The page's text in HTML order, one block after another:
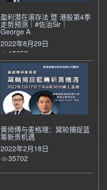
盈利潜在滚存法 暨 港股第4季
走势预测｜#佐治Sir｜
George A
2022年8月29日
18652
黄师傅与麦格理：窝轮捕捉蓝
筹新贵机遇
2022年2月18日
35702